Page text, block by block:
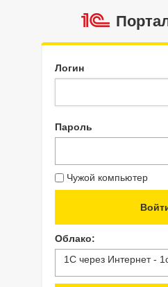
Логин
Пароль
Чужой компьютер
Облако:
1С через Интернет -